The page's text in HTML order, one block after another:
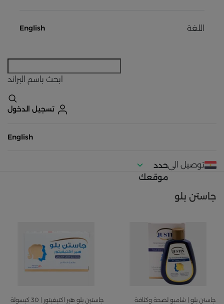
اللغة English
ابحث باسم البراند
تسجيل الدخول
English
توصيل الىحدد
موقعك
جاستن بلو
جاستن بلو | شامبو لصحة وكثافة
جاستين بلو هير اكتيفيتور | 30 كبسولة